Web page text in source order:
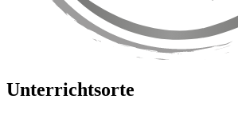
Unterrichtsorte